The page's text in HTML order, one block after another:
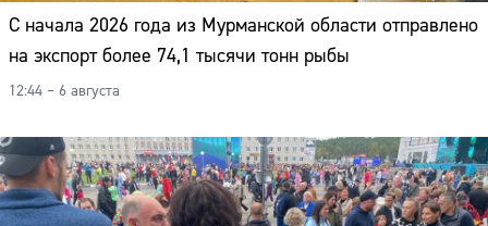
С начала 2026 года из Мурманской области отправлено
на экспорт более 74,1 тысячи тонн рыбы
12:44 – 6 августа